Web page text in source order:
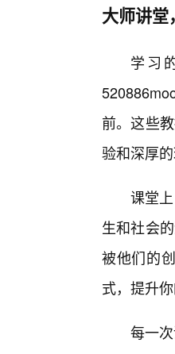
大师讲堂
学习
前。这些
验和深厚
课堂
生和社会
被他们的
式，提升
每一